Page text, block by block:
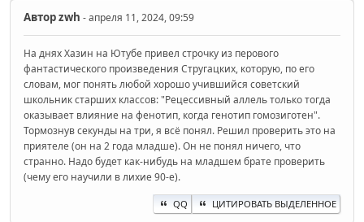
Авторzwh - апреля 11, 2024, 09:59
На днях Хазин на Ютубе привел строчку из перового
фантастического произведения Стругацких, которую, по его
словам, мог понять любой хорошо учившийся советский
школьник старших классов: "Рецессивный аллель только тогда
оказывает влияние на фенотип, когда генотип гомозиготен".
Тормознув секунды на три, я всё понял. Решил проверить это на
приятеле (он на 2 года младше). Он не понял ничего, что
странно. Надо будет как-нибудь на младшем брате проверить
(чему его научили в лихие 90-е).
QQ ЦИТИРОВАТЬ ВЫДЕЛЕННОЕ